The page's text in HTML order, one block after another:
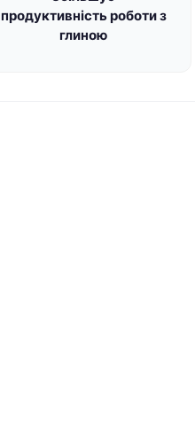
продуктивність роботи з
глиною